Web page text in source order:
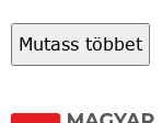
Mutass többet